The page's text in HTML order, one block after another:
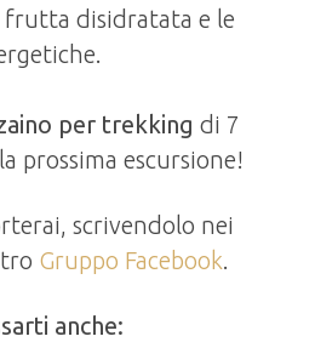
disidratata e le
per trekking di 7
prossima escursione!
scrivendolo nei
Gruppo Facebook.
anche: